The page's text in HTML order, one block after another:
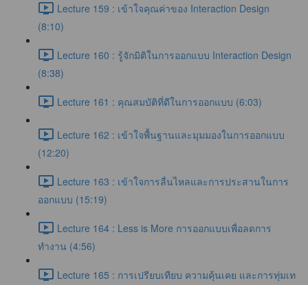
Lecture 159 : เข้าใจคุณค่าของ Interaction Design
(8:10)
Lecture 160 : รู้จักมิติในการออกแบบ Interaction Design
(8:38)
Lecture 161 : คุณสมบัติที่ดีในการออกแบบ (6:03)
Lecture 162 : เข้าใจพื้นฐานและมุมมองในการออกแบบ
(12:20)
Lecture 163 : เข้าใจการลื่นไหลและการประสานในการ
ออกแบบ (15:19)
Lecture 164 : Less is More การออกแบบเพื่อลดการ
ทำงาน (4:56)
Lecture 165 : การเปรียบเทียบ ความคุ้นเคย และการทุ่มเท